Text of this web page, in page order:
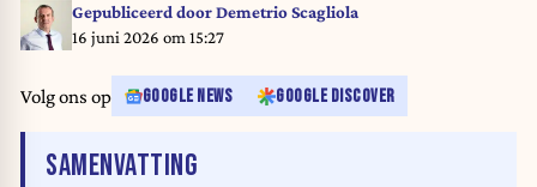
Gepubliceerd doorDemetrio Scagliola
16 juni 2026 om 15:27
Volg ons op GOOGLE NEWS GOOGLE DISCOVER
SAMENVATTING